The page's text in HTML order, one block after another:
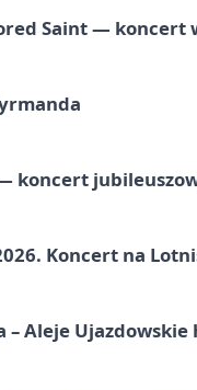
Saint — koncert
koncert
Koncert na
– Aleje